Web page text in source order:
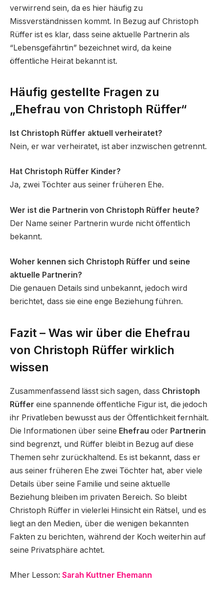
verwirrend sein, da es hier häufig zu
Missverständnissen kommt. In Bezug auf Christoph
Rüffer ist es klar, dass seine aktuelle Partnerin als
“Lebensgefährtin” bezeichnet wird, da keine
öffentliche Heirat bekannt ist.
Häufig gestellte Fragen zu
„Ehefrau von Christoph Rüffer“
Ist Christoph Rüffer aktuell verheiratet?
Nein, er war verheiratet, ist aber inzwischen getrennt.
Hat Christoph Rüffer Kinder?
Ja, zwei Töchter aus seiner früheren Ehe.
Wer ist die Partnerin von Christoph Rüffer heute?
Der Name seiner Partnerin wurde nicht öffentlich
bekannt.
Woher kennen sich Christoph Rüffer und seine
aktuelle Partnerin?
Die genauen Details sind unbekannt, jedoch wird
berichtet, dass sie eine enge Beziehung führen.
Fazit – Was wir über die Ehefrau
von Christoph Rüffer wirklich
wissen
Zusammenfassend lässt sich sagen, dass Christoph
Rüffer eine spannende öffentliche Figur ist, die jedoch
ihr Privatleben bewusst aus der Öffentlichkeit fernhält.
Die Informationen über seine Ehefrau oder Partnerin
sind begrenzt, und Rüffer bleibt in Bezug auf diese
Themen sehr zurückhaltend. Es ist bekannt, dass er
aus seiner früheren Ehe zwei Töchter hat, aber viele
Details über seine Familie und seine aktuelle
Beziehung bleiben im privaten Bereich. So bleibt
Christoph Rüffer in vielerlei Hinsicht ein Rätsel, und es
liegt an den Medien, über die wenigen bekannten
Fakten zu berichten, während der Koch weiterhin auf
seine Privatsphäre achtet.
Mher Lesson: Sarah Kuttner Ehemann